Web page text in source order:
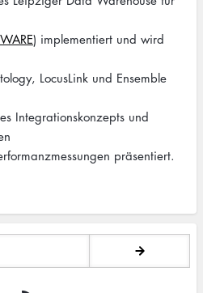
) implementiert und wird
LocusLink und Ensemble
Integrationskonzepts und
präsentiert.